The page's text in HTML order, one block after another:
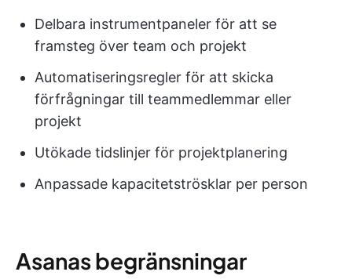
Delbara instrumentpaneler för att se
framsteg över team och projekt
Automatiseringsregler för att skicka
förfrågningar till teammedlemmar eller
projekt
Utökade tidslinjer för projektplanering
Anpassade kapacitetströsklar per person
Asanas begränsningar